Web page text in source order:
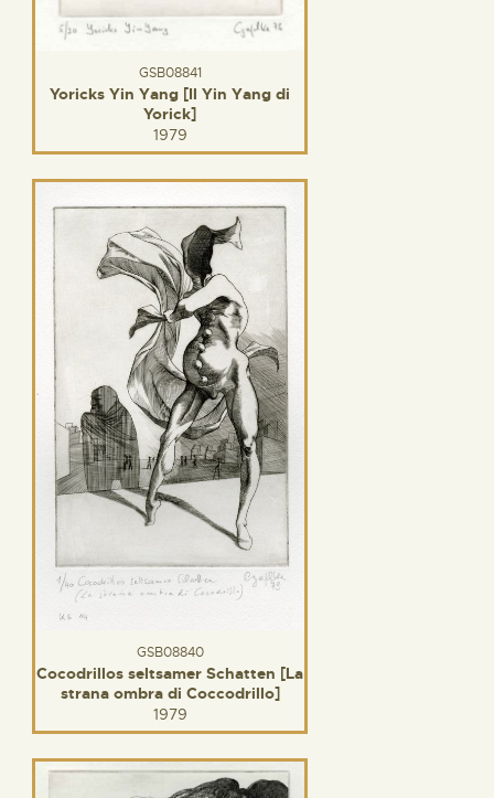
GSB08841
Yoricks Yin Yang [Il Yin Yang di
Yorick]
1979
GSB08840
Cocodrillos seltsamer Schatten [La
strana ombra di Coccodrillo]
1979